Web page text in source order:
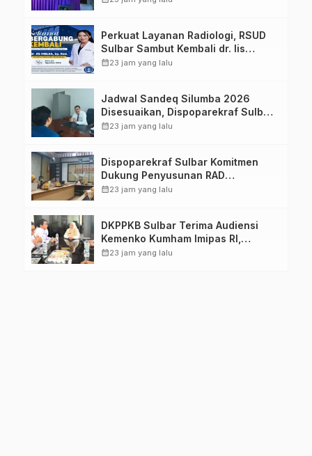
Perkuat Layanan Radiologi, RSUD
Sulbar Sambut Kembali dr. Iis
Imelda, Sp.Rad
calendar_month23 jam yang lalu
Jadwal Sandeq Silumba 2026
Disesuaikan, Dispoparekraf Sulbar
Pastikan Persiapan Tetap
calendar_month23 jam yang lalu
Dispoparekraf Sulbar Komitmen
Dukung Penyusunan RAD
TPB/SDGs Sulawesi Barat
calendar_month23 jam yang lalu
DKPPKB Sulbar Terima Audiensi
Kemenko Kumham Imipas RI,
Perkuat Pelayanan Kesehatan bagi
calendar_month23 jam yang lalu